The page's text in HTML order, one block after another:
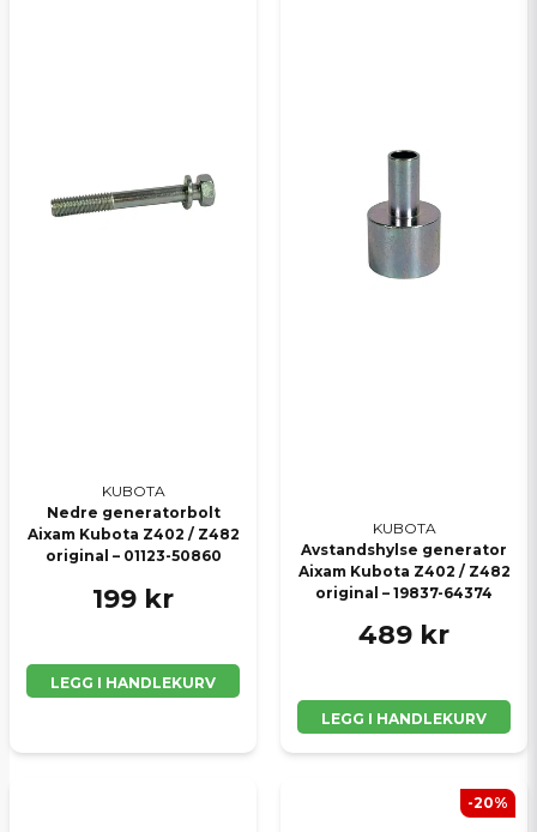
KUBOTA
Nedre generatorbolt
Aixam Kubota Z402 / Z482
original – 01123-50860
199 kr
LEGG I HANDLEKURV
KUBOTA
Avstandshylse generator
Aixam Kubota Z402 / Z482
original – 19837-64374
489 kr
LEGG I HANDLEKURV
-20%